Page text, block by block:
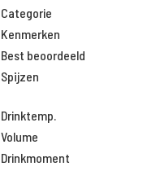
Categorie
Kenmerken
Best beoordeeld
Spijzen
Drinktemp.
Volume
Drinkmoment